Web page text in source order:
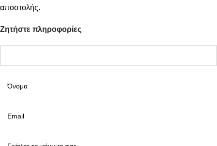
αποστολής.
Ζητήστε πληροφορίες